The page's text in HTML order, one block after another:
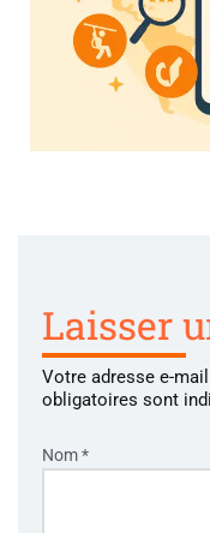
Laisser
Votre adresse e-
obligatoires sont
Nom*